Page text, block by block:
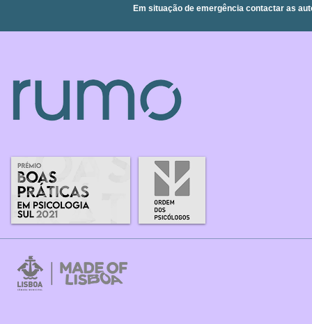
Em situação de emergência contactar as